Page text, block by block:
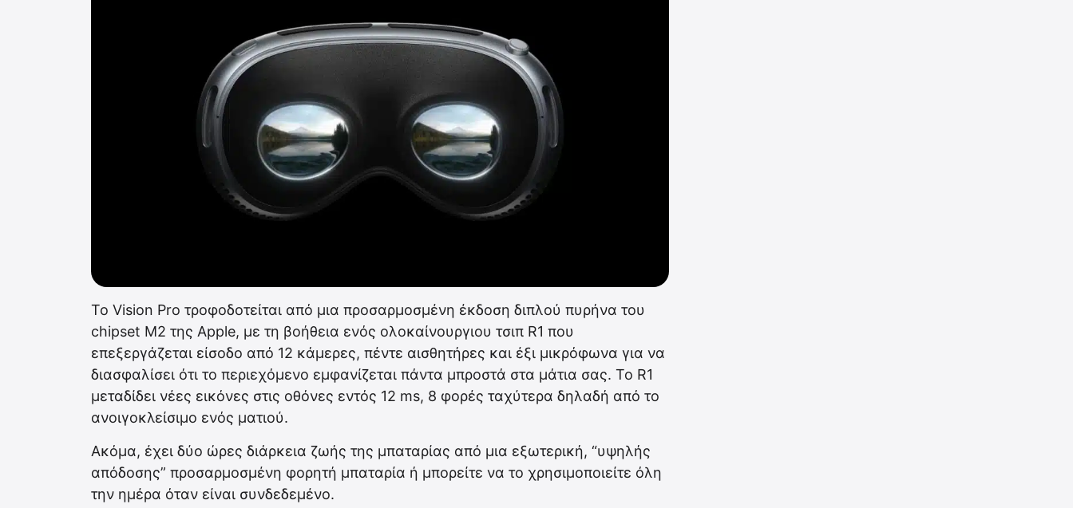
Το Vision Pro τροφοδοτείται από μια προσαρμοσμένη έκδοση διπλού πυρήνα του
chipset M2 της Apple, με τη βοήθεια ενός ολοκαίνουργιου τσιπ R1 που
επεξεργάζεται είσοδο από 12 κάμερες, πέντε αισθητήρες και έξι μικρόφωνα για να
διασφαλίσει ότι το περιεχόμενο εμφανίζεται πάντα μπροστά στα μάτια σας. Το R1
μεταδίδει νέες εικόνες στις οθόνες εντός 12 ms, 8 φορές ταχύτερα δηλαδή από το
ανοιγοκλείσιμο ενός ματιού.
Ακόμα, έχει δύο ώρες διάρκεια ζωής της μπαταρίας από μια εξωτερική, “υψηλής
απόδοσης” προσαρμοσμένη φορητή μπαταρία ή μπορείτε να το χρησιμοποιείτε όλη
την ημέρα όταν είναι συνδεδεμένο.